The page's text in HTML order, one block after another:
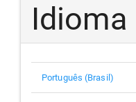
Idioma
Português (Brasil)